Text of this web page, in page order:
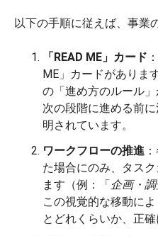
以下の手順に従えば、事業
「READ ME」カード
ME」カードがありま
の「進め方のルール
次の段階に進める前
明されています。
ワークフローの推進
た場合にのみ、タス
ます（例：「企画・
この視覚的な移動に
とどれくらいか、正